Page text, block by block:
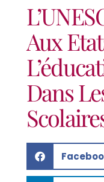
Aux
Dans